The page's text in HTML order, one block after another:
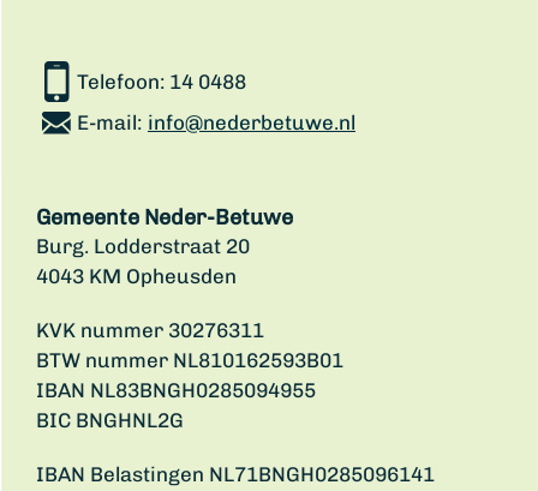
Telefoon: 14 0488
E-mail: info@nederbetuwe.nl
Gemeente Neder-Betuwe
Burg. Lodderstraat 20
4043 KM Opheusden
KVK nummer 30276311
BTW nummer NL810162593B01
IBAN NL83BNGH0285094955
BIC BNGHNL2G
IBAN Belastingen NL71BNGH0285096141